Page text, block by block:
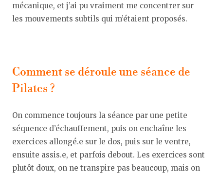
mécanique, et j’ai pu vraiment me concentrer sur
les mouvements subtils qui m’étaient proposés.
Comment se déroule une séance de
Pilates ?
On commence toujours la séance par une petite
séquence d’échauffement, puis on enchaîne les
exercices allongé.e sur le dos, puis sur le ventre,
ensuite assis.e, et parfois debout. Les exercices sont
plutôt doux, on ne transpire pas beaucoup, mais on